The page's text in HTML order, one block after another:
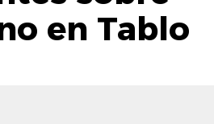
en Tablo